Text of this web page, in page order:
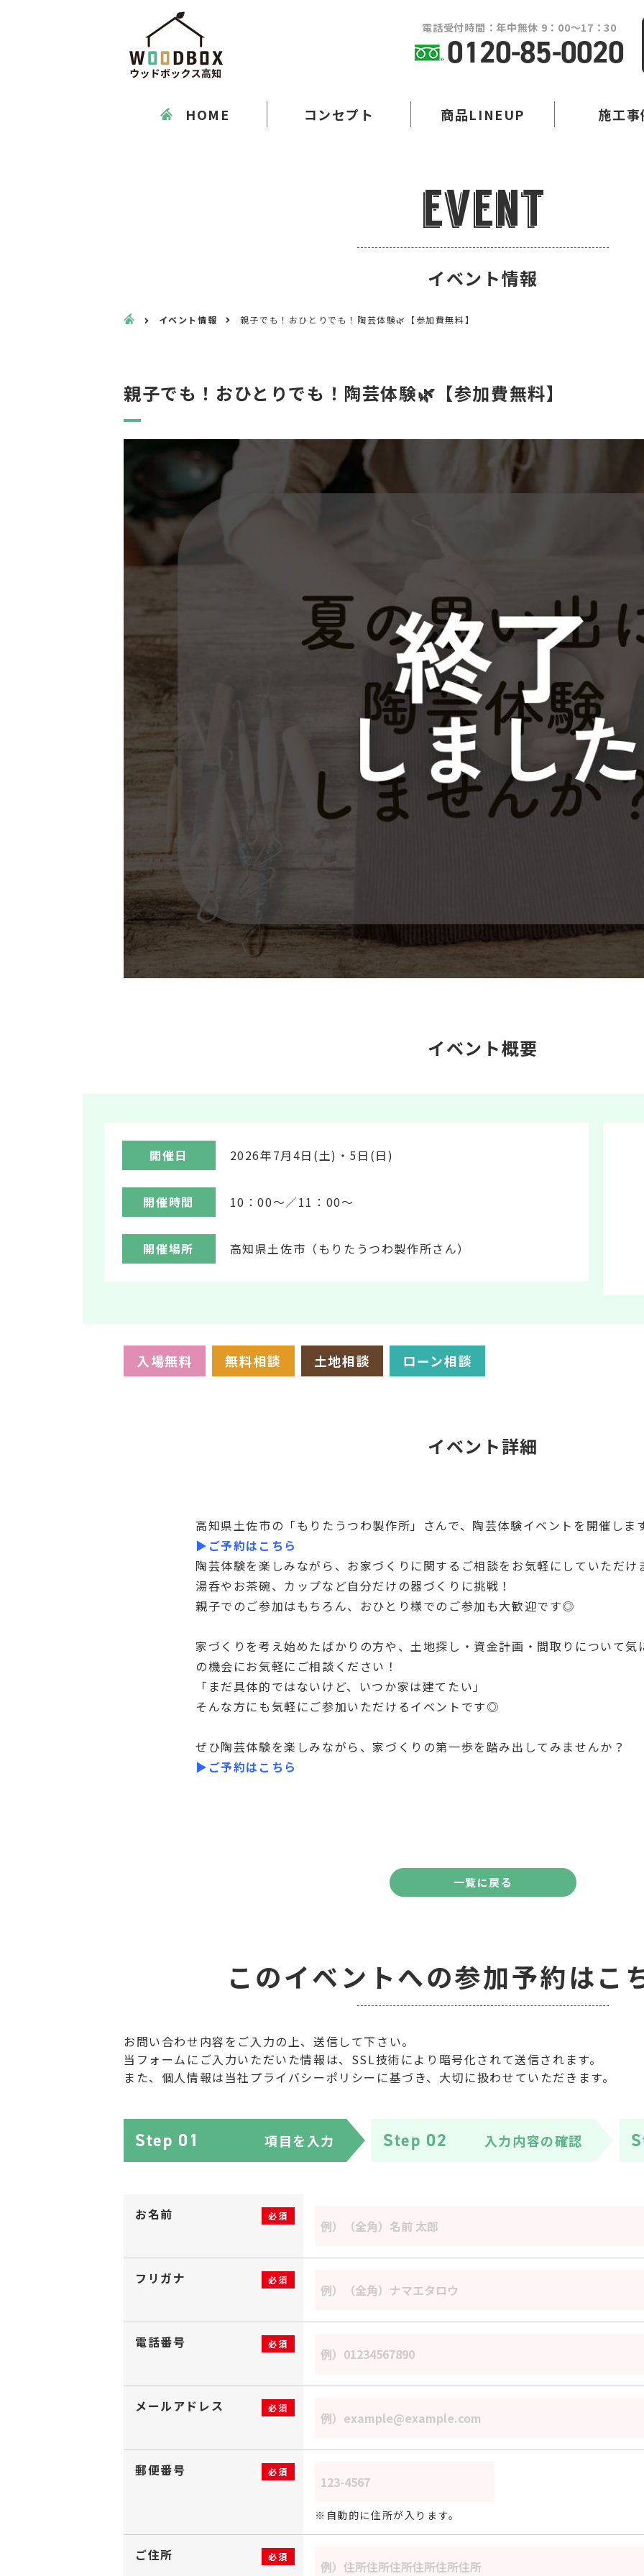
電話受付時間：年中無休 9：00～17：30
0120-85-0020
HOME コンセプト 商品LINEUP 施工事
event
イベント情報
イベント情報 親子でも！おひとりでも！陶芸体験🌿【参加費無料】
親子でも！おひとりでも！陶芸体験🌿【参加費無料】
イベント概要
開催日 2026年7月4日(土)・5日(日)
開催時間 10：00～／11：00～
開催場所 高知県土佐市（もりたうつわ製作所さん）
入場無料 無料相談 土地相談 ローン相談
イベント詳細
高知県土佐市の「もりたうつわ製作所」さんで、陶芸体験イベントを開催しま
▶ご予約はこちら
陶芸体験を楽しみながら、お家づくりに関するご相談をお気軽にしていただ
湯呑やお茶碗、カップなど自分だけの器づくりに挑戦！
親子でのご参加はもちろん、おひとり様でのご参加も大歓迎です◎
家づくりを考え始めたばかりの方や、土地探し・資金計画・間取りについて気
の機会にお気軽にご相談ください！
「まだ具体的ではないけど、いつか家は建てたい」
そんな方にも気軽にご参加いただけるイベントです◎
ぜひ陶芸体験を楽しみながら、家づくりの第一歩を踏み出してみませんか？
▶ご予約はこちら
一覧に戻る
このイベントへの参加予約はこ
お問い合わせ内容をご入力の上、送信して下さい。
当フォームにご入力いただいた情報は、SSL技術により暗号化されて送信されます。
また、個人情報は当社プライバシーポリシーに基づき、大切に扱わせていただきます。
Step 01 項目を入力 Step 02 入力内容の確認
お名前 必須
フリガナ 必須
電話番号 必須
メールアドレス 必須
郵便番号 必須
自動的に住所が入ります。
ご住所 必須